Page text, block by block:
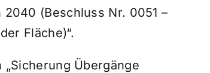
(Beschluss Nr. 0051 –
Fläche)“.
Übergänge